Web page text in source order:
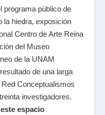
programa público de
la hiedra, exposición
Centro de Arte Reina
del Museo
de la UNAM
de una larga
Conceptualismos
investigadores.
espacio